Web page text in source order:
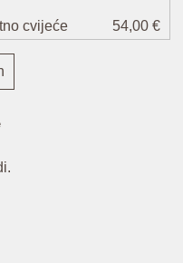
cvijeće
54,00 €